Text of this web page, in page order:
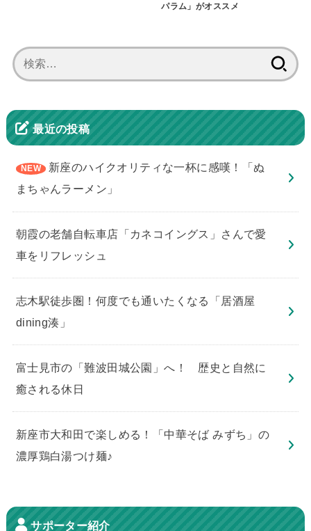
パラム」がオススメ
索:
最近の投稿
新座のハイクオリティな一杯に感嘆！「ぬ
まちゃんラーメン」
朝霞の老舗自転車店「カネコイングス」さんで愛
車をリフレッシュ
志木駅徒歩圏！何度でも通いたくなる「居酒屋
dining湊」
​富士見市の「難波田城公園」へ！ 歴史と自然に
癒される休日
新座市大和田で楽しめる！「中華そば みずち」の
濃厚鶏白湯つけ麺♪
サポーター紹介